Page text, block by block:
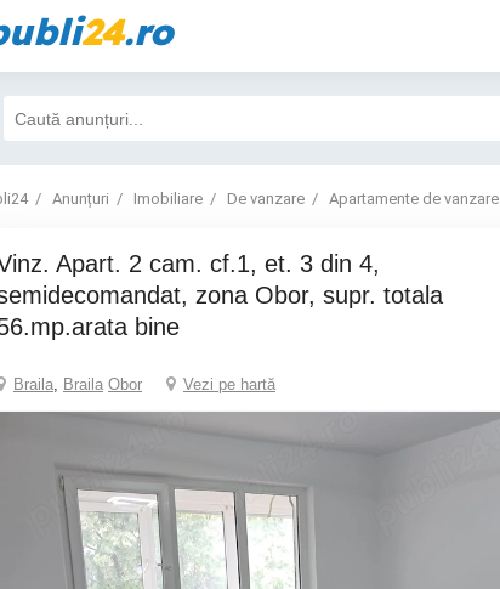
24.ro
Anunțuri Imobiliare De vanzare Apartamente de vanzare
cf.1, et. 3 din 4,
zona Obor, supr. totala
bine
Braila, Braila Obor Vezi pe hartă